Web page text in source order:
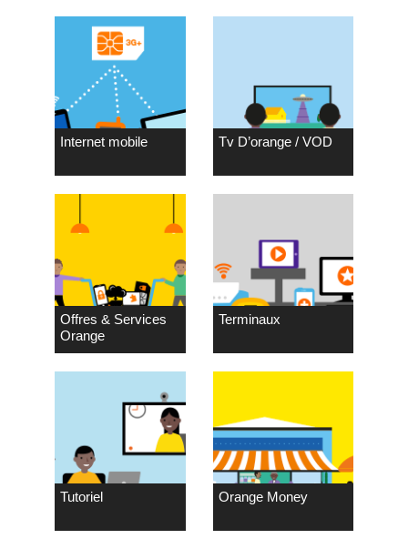
Internet mobile Tv D’orange / VOD
Offres & Services
Orange
Terminaux
Tutoriel Orange Money